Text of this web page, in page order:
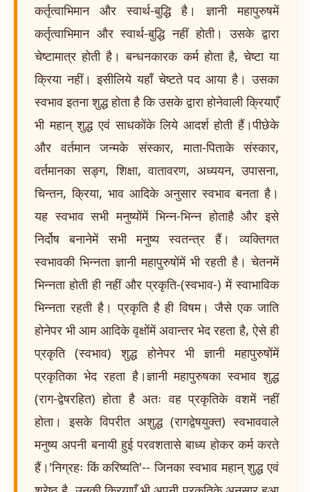
कर्तृत्वाभिमान और स्वार्थ-बुद्धि है। ज्ञानी महापुरुषमें
कर्तृत्वाभिमान और स्वार्थ-बुद्धि नहीं होती। उसके द्वारा
चेष्टामात्र होती है। बन्धनकारक कर्म होता है, चेष्टा या
क्रिया नहीं। इसीलिये यहाँ चेष्टते पद आया है। उसका
स्वभाव इतना शुद्ध होता है कि उसके द्वारा होनेवाली क्रियाएँ
भी महान् शुद्ध एवं साधकोंके लिये आदर्श होती हैं।पीछेके
और वर्तमान जन्मके संस्कार, माता-पिताके संस्कार,
वर्तमानका सङ्ग, शिक्षा, वातावरण, अध्ययन, उपासना,
चिन्तन, क्रिया, भाव आदिके अनुसार स्वभाव बनता है।
यह स्वभाव सभी मनुष्योंमें भिन्न-भिन्न होताहै और इसे
निर्दोष बनानेमें सभी मनुष्य स्वतन्त्र हैं। व्यक्तिगत
स्वभावकी भिन्नता ज्ञानी महापुरुषोंमें भी रहती है। चेतनमें
भिन्नता होती ही नहीं और प्रकृति-(स्वभाव-) में स्वाभाविक
भिन्नता रहती है। प्रकृति है ही विषम। जैसे एक जाति
होनेपर भी आम आदिके वृक्षोंमें अवान्तर भेद रहता है, ऐसे ही
प्रकृति (स्वभाव) शुद्ध होनेपर भी ज्ञानी महापुरुषोंमें
प्रकृतिका भेद रहता है।ज्ञानी महापुरुषका स्वभाव शुद्ध
(राग-द्वेषरहित) होता है अतः वह प्रकृतिके वशमें नहीं
होता। इसके विपरीत अशुद्ध (रागद्वेषयुक्त) स्वभाववाले
मनुष्य अपनी बनायी हुई परवशतासे बाध्य होकर कर्म करते
हैं।'निग्रहः किं करिष्यति'-- जिनका स्वभाव महान् शुद्ध एवं